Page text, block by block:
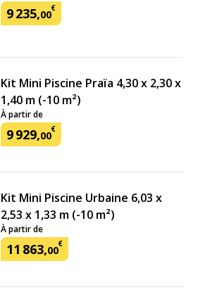
9235,00€
Kit Mini Piscine Praïa 4,30 x 2,30 x
1,40 m (-10 m²)
À partir de
9929,00€
Kit Mini Piscine Urbaine 6,03 x
2,53 x 1,33 m (-10 m²)
À partir de
11 863,00€